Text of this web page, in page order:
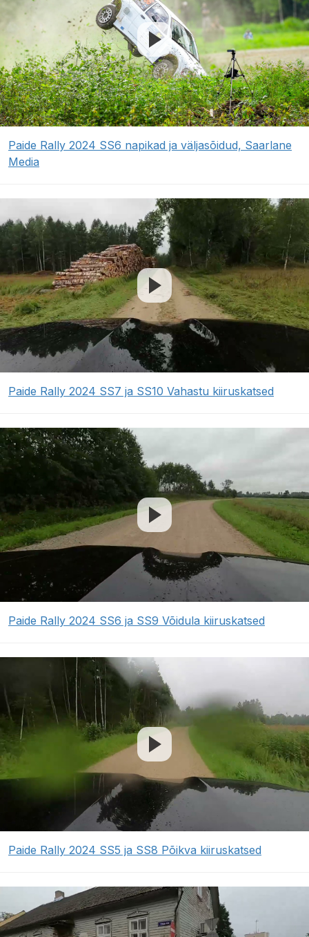
Paide Rally 2024 SS6 napikad ja väljasõidud, Saarlane
Media
Paide Rally 2024 SS7 ja SS10 Vahastu kiiruskatsed
Paide Rally 2024 SS6 ja SS9 Võidula kiiruskatsed
Paide Rally 2024 SS5 ja SS8 Põikva kiiruskatsed